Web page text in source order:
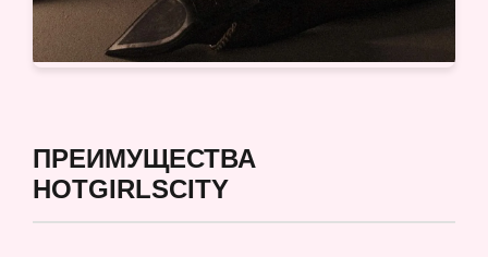
ПРЕИМУЩЕСТВА
HOTGIRLSCITY